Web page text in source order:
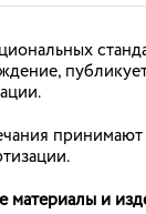
принимают
материалы и